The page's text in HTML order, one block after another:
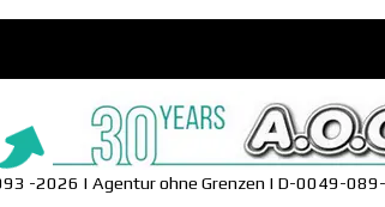
-2026 | Agentur ohne Grenzen | D-0049-